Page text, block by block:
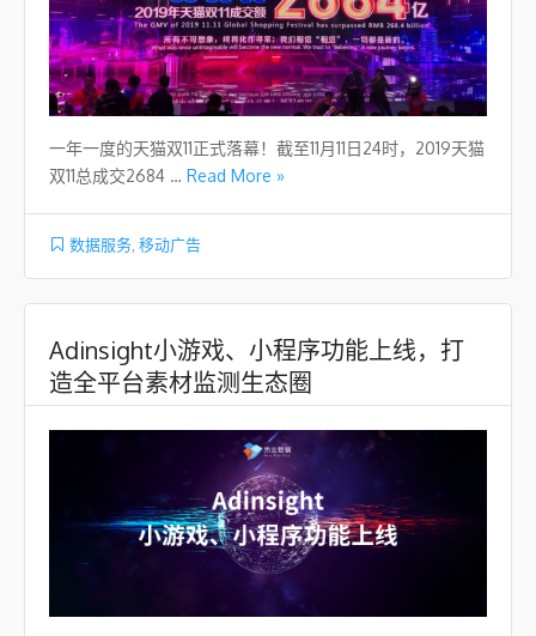
一年一度的天猫双11正式落幕！截至11月11日24时，2019天猫
双11总成交2684 … Read More »
数据服务 移动广告
Adinsight小游戏、小程序功能上线，打
造全平台素材监测生态圈